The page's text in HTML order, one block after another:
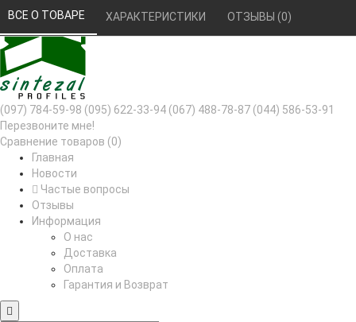
РУС УКР
(097) 784-59-98 (095) 622-33-94 (067) 488-78-87 (044) 586-53-91
Перезвоните мне!
Сравнение товаров (0)
Главная
Новости
Частые вопросы
Отзывы
Информация
О нас
Доставка
Оплата
Гарантия и Возврат
ВСЕ О ТОВАРЕ ХАРАКТЕРИСТИКИ ОТЗЫВЫ (0)